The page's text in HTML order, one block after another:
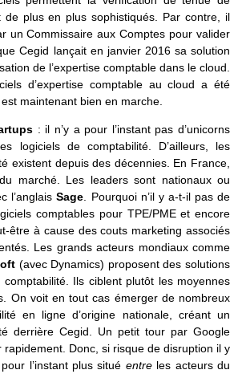
de plus en plus sophistiqués. Par contre, il
un Commissaire aux Comptes pour valider
Cegid lançait en janvier 2016 sa solution
de l’expertise comptable dans le cloud.
d’expertise comptable au cloud a été
maintenant bien en marche.
: il n’y a pour l’instant pas d’unicorns
logiciels de comptabilité. D’ailleurs, les
existent depuis des décennies. En France,
marché. Les leaders sont nationaux ou
l’anglaisSage . Pourquoi n’il y a-t-il pas de
comptables pour TPE/PME et encore
être à cause des couts marketing associés
Les grands acteurs mondiaux comme
(avec Dynamics) proposent des solutions
comptabilité. Ils ciblent plutôt les moyennes
On voit en tout cas émerger de nombreux
en ligne d’origine nationale, créant un
derrière Cegid. Un petit tour par Google
rapidement. Donc, si risque de disruption il y
l’instant plus situé entre les acteurs du